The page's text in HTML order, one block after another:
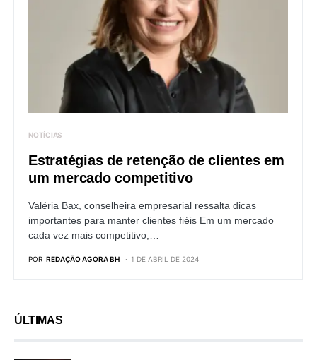
NOTÍCIAS
Estratégias de retenção de clientes em
um mercado competitivo
Valéria Bax, conselheira empresarial ressalta dicas
importantes para manter clientes fiéis Em um mercado
cada vez mais competitivo,…
POR REDAÇÃO AGORA BH 1 DE ABRIL DE 2024
ÚLTIMAS